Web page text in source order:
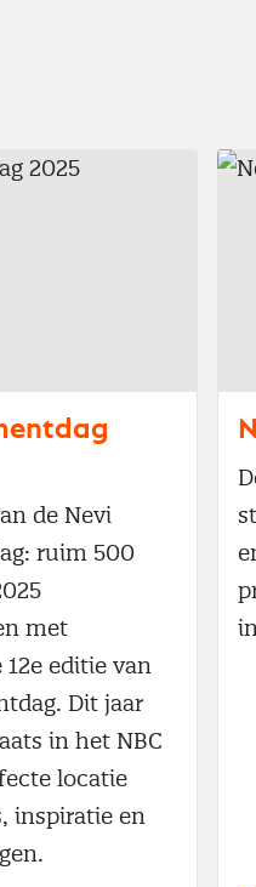
de Nevi
ruim 500
met
12e editie van
Dit jaar
in het NBC
locatie
inspiratie en